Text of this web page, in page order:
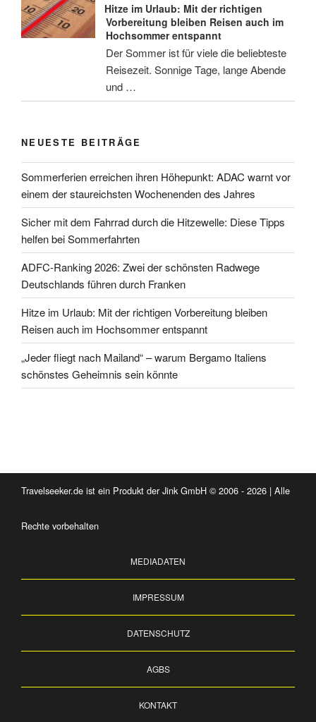
Hitze im Urlaub: Mit der richtigen
Vorbereitung bleiben Reisen auch im
Hochsommer entspannt
Der Sommer ist für viele die beliebteste
Reisezeit. Sonnige Tage, lange Abende
und …
NEUESTE BEITRÄGE
Sommerferien erreichen ihren Höhepunkt: ADAC warnt vor
einem der staureichsten Wochenenden des Jahres
Sicher mit dem Fahrrad durch die Hitzewelle: Diese Tipps
helfen bei Sommerfahrten
ADFC-Ranking 2026: Zwei der schönsten Radwege
Deutschlands führen durch Franken
Hitze im Urlaub: Mit der richtigen Vorbereitung bleiben
Reisen auch im Hochsommer entspannt
„Jeder fliegt nach Mailand“ – warum Bergamo Italiens
schönstes Geheimnis sein könnte
Travelseeker.de ist ein Produkt der Jink GmbH © 2006 - 2026 | Alle
Rechte vorbehalten
MEDIADATEN
IMPRESSUM
DATENSCHUTZ
AGBS
KONTAKT